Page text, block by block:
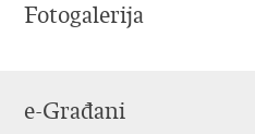
Fotogalerija
e-Građani